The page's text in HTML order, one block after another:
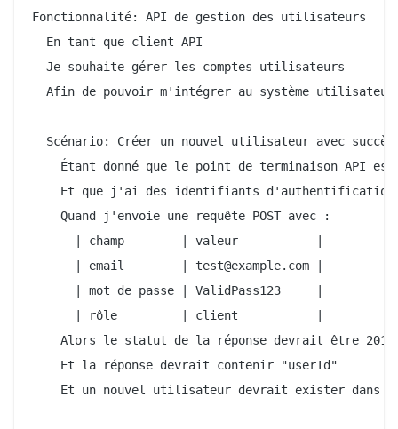
Fonctionnalité: API de gestion des utilisateurs
  En tant que client API
  Je souhaite gérer les comptes utilisateurs
  Afin de pouvoir m'intégrer au système utilisateur
  Scénario: Créer un nouvel utilisateur avec succès
Étant donné que le point de terminaison API
Et que j'ai des identifiants d'authentification
    Quand j'envoie une requête POST avec :
      | champ        | valeur           |
      | email        | test@example.com |
      | mot de passe | ValidPass123     |
      | rôle         | client           |
    Alors le statut de la réponse devrait être 201
    Et la réponse devrait contenir "userId"
Et un nouvel utilisateur devrait exister dans